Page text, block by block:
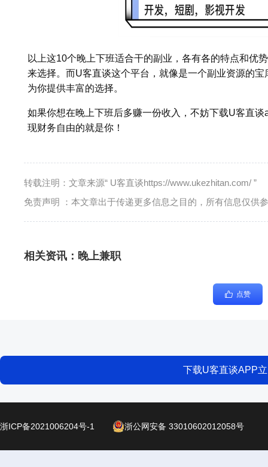
以上这10个晚上下班适合干的副业，各有各的特点和优
来选择。而U客直谈这个平台，就像是一个副业资源的
为你提供丰富的选择。
如果你想在晚上下班后多赚一份收入，不妨下载U客直
现财务自由的就是你！
转载注明：文章来源“ U客直谈https://www.ukezhitan.com/ ”
免责声明 ：本文章出于传递更多信息之目的，所有信息仅供
相关资讯： 晚上兼职
点赞
下载U客直谈APP
浙ICP备2021006204号-1 浙公网安备 33010602012058号